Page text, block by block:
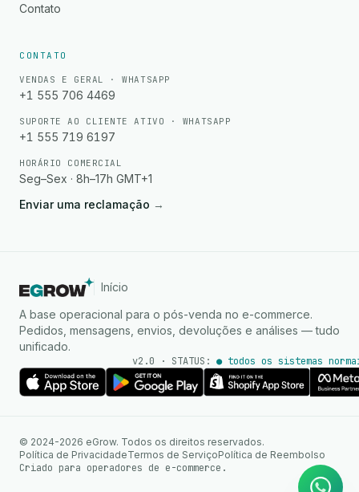
Contato
CONTATO
VENDAS E GERAL · WHATSAPP
+1 555 706 4469
SUPORTE AO CLIENTE ATIVO · WHATSAPP
+1 555 719 6197
HORÁRIO COMERCIAL
Seg–Sex · 8h–17h GMT+1
Enviar uma reclamação →
Início
A base operacional para o pós-venda no e-commerce.
Pedidos, mensagens, envios, devoluções e análises — tudo
unificado.
v2.0 · STATUS: ● todos os sistemas
© 2024-2026 eGrow. Todos os direitos reservados.
Política de PrivacidadeTermos de ServiçoPolítica de Reembolso
Criado para operadores de e-commerce.
WhatsApp